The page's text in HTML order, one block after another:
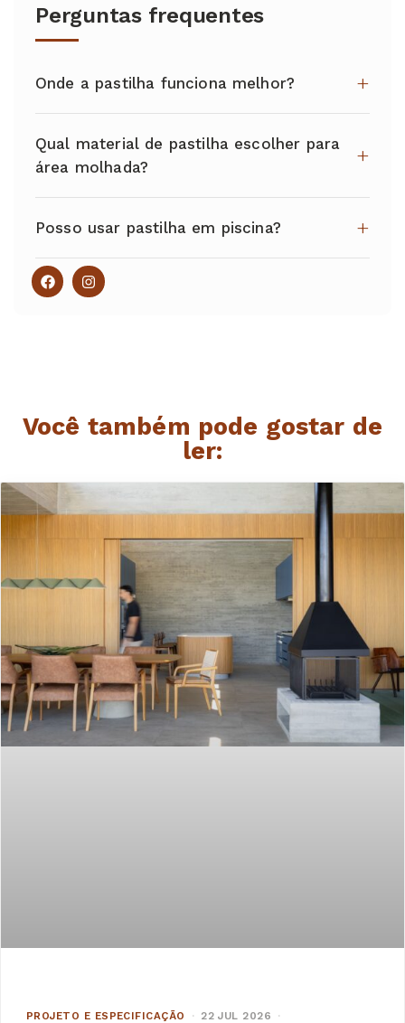
Perguntas frequentes
Onde a pastilha funciona melhor?
Qual material de pastilha escolher para
área molhada?
Posso usar pastilha em piscina?
Você também pode gostar de
ler:
PROJETO E ESPECIFICAÇÃO · 22 JUL 2026
·